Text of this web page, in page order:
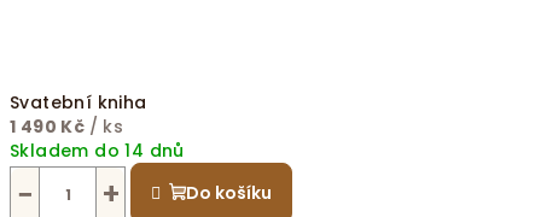
Svatební kniha
1 490 Kč / ks
Skladem do 14 dnů
+
− Do košíku